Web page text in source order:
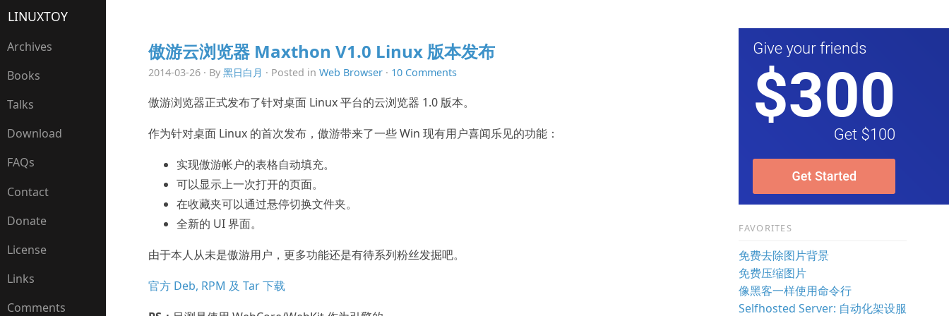
LINUXTOY
Archives
Books
Talks
Download
FAQs
Contact
Donate
License
Links
Comments
傲游云浏览器 Maxthon V1.0 Linux 版本发布
2014-03-26 · By 黑日白月 · Posted in Web Browser· 10 Comments
傲游浏览器正式发布了针对桌面 Linux 平台的云浏览器 1.0 版本。
作为针对桌面 Linux 的首次发布，傲游带来了一些 Win 现有用户喜闻乐见的功能：
实现傲游帐户的表格自动填充。
可以显示上一次打开的页面。
在收藏夹可以通过悬停切换文件夹。
全新的 UI 界面。
由于本人从未是傲游用户，更多功能还是有待系列粉丝发掘吧。
官方 Deb, RPM 及 Tar 下载
FAVORITES
免费去除图片背景
免费压缩图片
像黑客一样使用命令行
Selfhosted Server: 自动化架设服